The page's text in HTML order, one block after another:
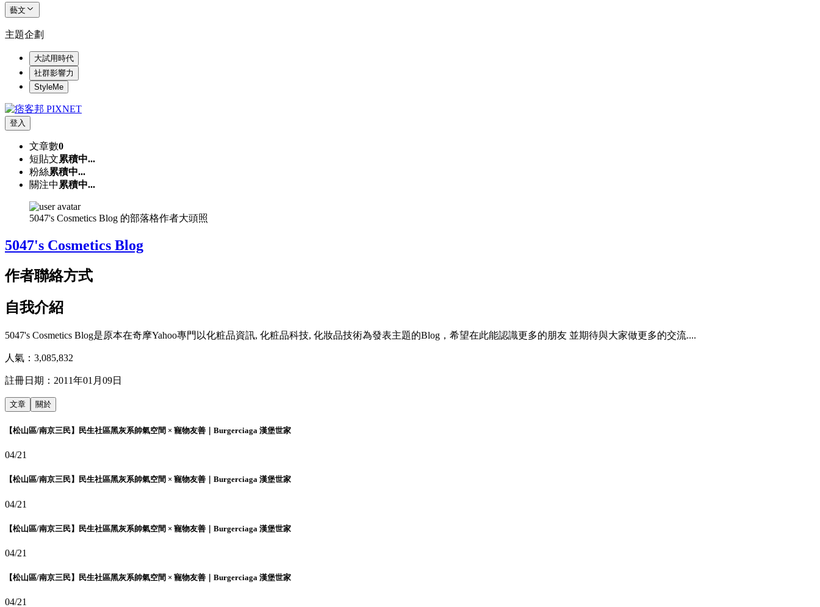
藝文
主題企劃
大試用時代
社群影響力
StyleMe
登入
文章數0
短貼文累積中...
粉絲累積中...
關注中 累積中...
5047's Cosmetics Blog 的部落格作者大頭照
5047's Cosmetics Blog
作者聯絡方式
自我介紹
5047's Cosmetics Blog是原本在奇摩Yahoo專門以化粧品資訊, 化粧品科技, 化妝品技術為發表主題的Blog，希望在此能認識更多的朋友 並期待與大家做更多的交流....
人氣： 3,085,832
註冊日期： 2011年01月09日
文章 關於
【松山區/南京三民】民生社區黑灰系帥氣空間 × 寵物友善｜Burgerciaga 漢堡世家
04/21
【松山區/南京三民】民生社區黑灰系帥氣空間 × 寵物友善｜Burgerciaga 漢堡世家
04/21
【松山區/南京三民】民生社區黑灰系帥氣空間 × 寵物友善｜Burgerciaga 漢堡世家
04/21
【松山區/南京三民】民生社區黑灰系帥氣空間 × 寵物友善｜Burgerciaga 漢堡世家
04/21